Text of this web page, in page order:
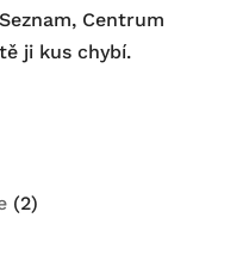
Centrum
ji kus chybí.
(2)